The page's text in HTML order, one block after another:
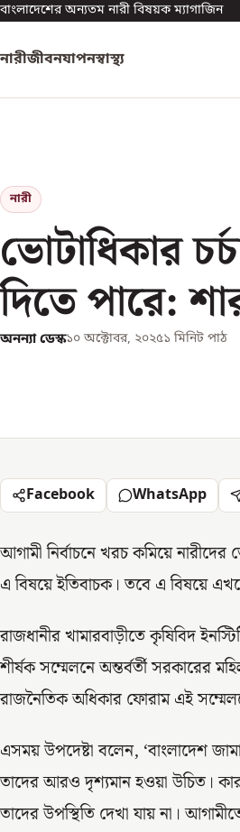
বাংলাদেশের অন্যতম নারী বিষয়ক ম্যাগাজিন
নারীজীবনযাপনস্বাস্থ্য
নারী
ভোটাধিকার
দিতে পারে:
অনন্যা ডেস্ক১০ অক্টোবর, ২০২৫১ মিনিট পাঠ
Facebook WhatsApp
আগামী নির্বাচনে খরচ কমিয়ে
এ বিষয়ে ইতিবাচক। তবে এ বিষয়ে
রাজধানীর খামারবাড়ীতে কৃষিবিদ
শীর্ষক সম্মেলনে অন্তর্বর্তী সরকারের
রাজনৈতিক অধিকার ফোরাম এই
এসময় উপদেষ্টা বলেন, ‘বাংলাদেশ
তাদের আরও দৃশ্যমান হওয়া উচিত।
তাদের উপস্থিতি দেখা যায় না।